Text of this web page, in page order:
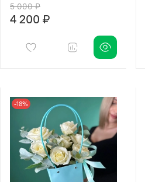
5 000 ₽
4 200 ₽
-18%